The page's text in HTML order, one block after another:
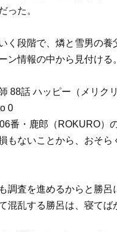
った。
く段階で、燐と雪男の
ン情報の中から見付ける。
番・鹿郎（ROKURO）
もないことから、おそら
調査を進めるからと勝
混乱する勝呂は、寝て